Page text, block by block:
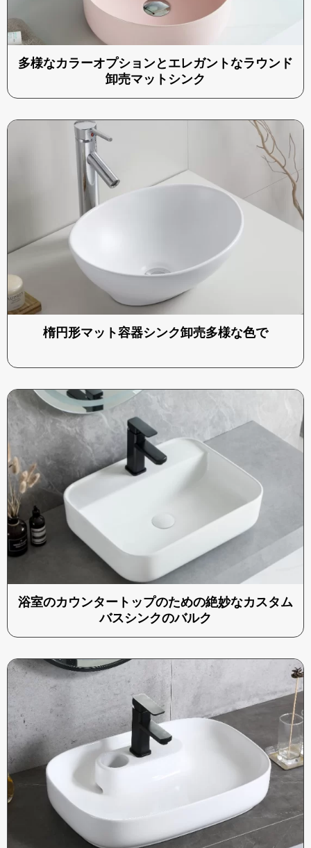
多様なカラーオプションとエレガントなラウンド
卸売マットシンク
楕円形マット容器シンク卸売多様な色で
浴室のカウンタートップのための絶妙なカスタム
バスシンクのバルク